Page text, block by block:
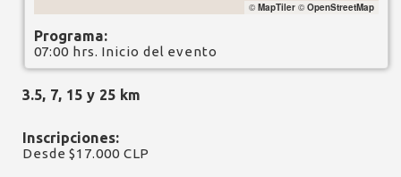
© MapTiler© OpenStreetMap
Programa:
07:00 hrs. Inicio del evento
3.5, 7, 15 y 25 km
Inscripciones:
Desde $17.000 CLP